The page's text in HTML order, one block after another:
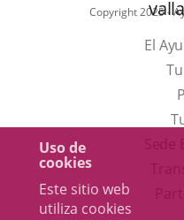
Uso de
cookies
Este sitio web
utiliza cookies
Copyright 2025 -
El